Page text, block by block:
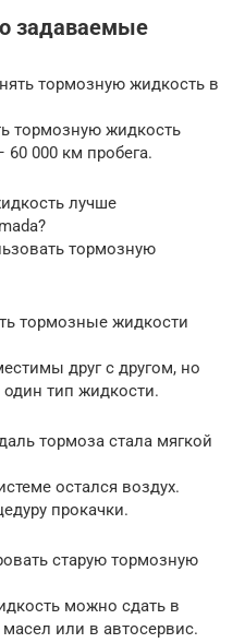
задаваемые
тормозную жидкость в
тормозную жидкость
60 000 км пробега.
лучше
тормозную
тормозные жидкости
друг с другом, но
тип жидкости.
тормоза стала мягкой
остался воздух.
прокачки.
старую тормозную
можно сдать в
или в автосервис.